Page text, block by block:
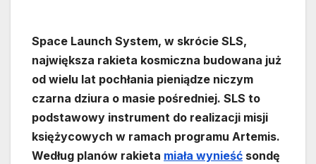
Space Launch System, w skrócie SLS,
największa rakieta kosmiczna budowana już
od wielu lat pochłania pieniądze niczym
czarna dziura o masie pośredniej. SLS to
podstawowy instrument do realizacji misji
księżycowych w ramach programu Artemis.
Według planów rakieta miała wynieść sondę